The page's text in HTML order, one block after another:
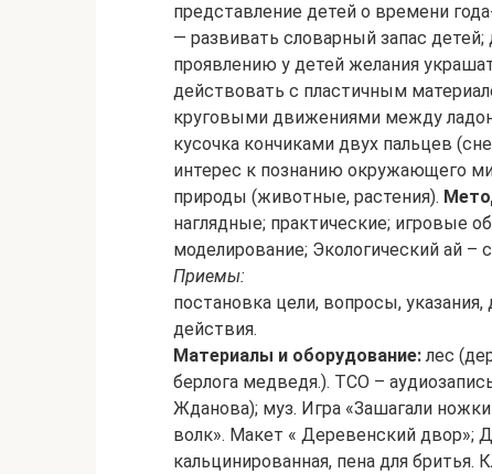
представление детей о времени
— развивать словарный запас
проявлению у детей желания
действовать с пластичным
круговыми движениями между
кусочка кончиками двух пальцев
интерес к познанию окружающего
природы (животные, растения).
наглядные; практические; игровые
моделирование; Экологический ай –
Приемы:
постановка цели, вопросы,
действия.
Материалы и оборудование:лес
берлога медведя.). ТСО –
Жданова); муз. Игра «Зашагали
волк». Макет « Деревенский двор»;
кальцинированная, пена для бритья.